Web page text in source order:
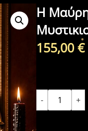
Η Μαύρη
155,00€
- +